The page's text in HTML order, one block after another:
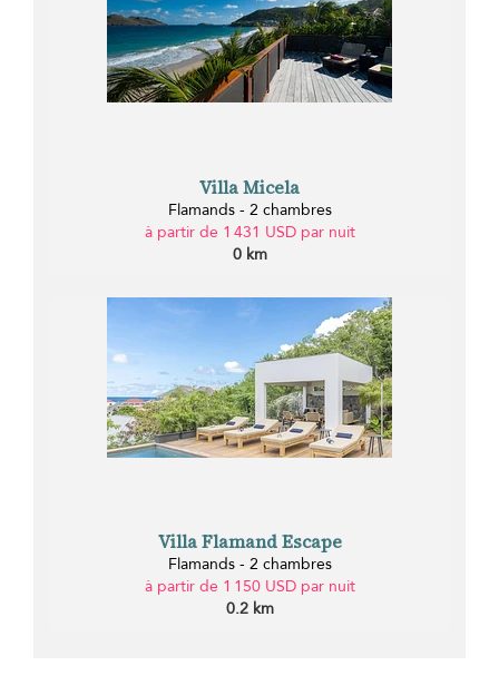
Villa Micela
Flamands - 2 chambres
à partir de 1 431 USD par nuit
0 km
Villa Flamand Escape
Flamands - 2 chambres
à partir de 1 150 USD par nuit
0.2 km